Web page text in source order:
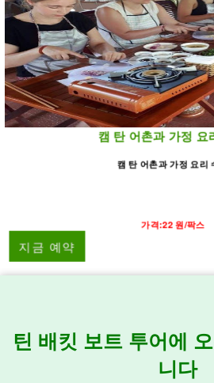
캠 탄 어촌과 가정 요
캠 탄 어촌과 가정 요리
가격:22 원/팍스
지금 예약
틴 배킷 보트 투어에
니다